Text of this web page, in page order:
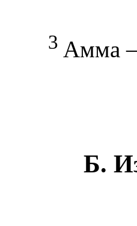
3 Амма –
Б.